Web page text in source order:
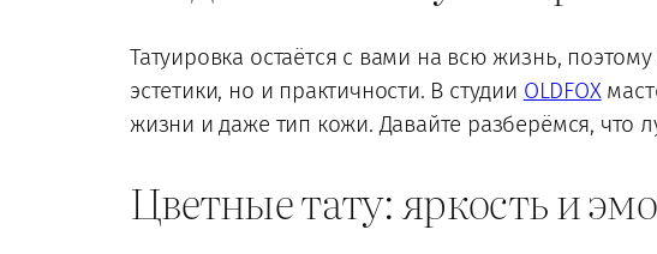
Татуировка остаётся с вами на всю жизнь,
эстетики, но и практичности. В студии OLDFOX
жизни и даже тип кожи. Давайте разберёмся, что
Цветные тату: яркость и